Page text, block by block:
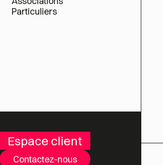
Particuliers
Espace client
Contactez-nous